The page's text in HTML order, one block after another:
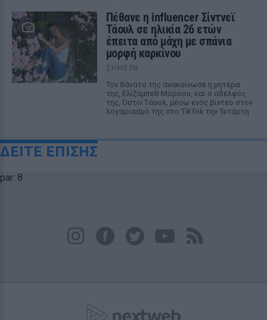
Πέθανε η influencer Σίντνεϊ
Τάουλ σε ηλικία 26 ετών
έπειτα από μάχη με σπάνια
μορφή καρκίνου
ΣΉΜΕΡΑ
Τον θάνατο της ανακοίνωσε η μητέρα
της, Ελίζαμπεθ Μόροου, και ο αδελφός
της, Όστιν Τάουλ, μέσω ενός βίντεο στον
λογαριασμό της στο TikTok την Τετάρτη
ΔΕΙΤΕ ΕΠΙΣΗΣ
par: 8